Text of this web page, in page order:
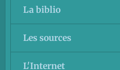
La biblio
Les sources
L'Internet